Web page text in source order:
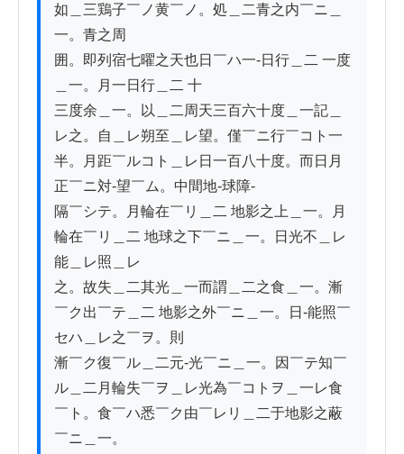
如＿三鶏子￣ノ黄￣ノ。処＿二青之内￣ニ＿
一。青之周
囲。即列宿七曜之天也日￣ハ一-日行＿二 一度
＿一。月一日行＿二 十
三度余＿一。以＿二周天三百六十度＿一記＿
レ之。自＿レ朔至＿レ望。僅￣ニ行￣コト一
半。月距￣ルコト＿レ日一百八十度。而日月
正￣ニ対-望￣ム。中間地-球障-
隔￣シテ。月輪在￣リ＿二 地影之上＿一。月
輪在￣リ＿二 地球之下￣ニ＿一。日光不＿レ
能＿レ照＿レ
之。故失＿二其光＿一而謂＿二之食＿一。漸
￣ク出￣テ＿二 地影之外￣ニ＿一。日-能照￣
セハ＿レ之￣ヲ。則
漸￣ク復￣ル＿二元-光￣ニ＿一。因￣テ知￣
ル＿二月輪失￣ヲ＿レ光為￣コトヲ＿一レ食
￣ト。食￣ハ悉￣ク由￣レリ＿二于地影之蔽
￣ニ＿一。